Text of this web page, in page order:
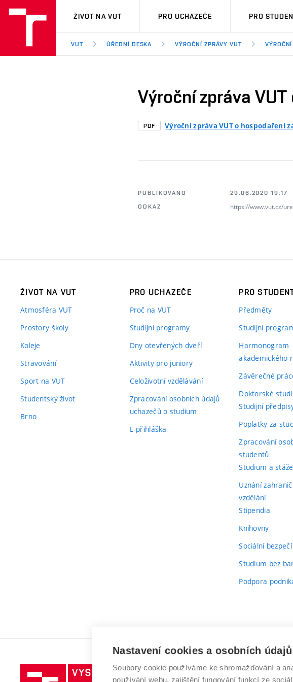
VUT
ŽIVOT NA VUT PRO UCHAZEČE PRO
VUT ÚŘEDNÍ DESKA VÝROČNÍ ZPRÁVY VUT
Výroční zpráva
PDF Výroční zpráva VUT o hospodaření
PUBLIKOVÁNO
29.06.2020 19:17
ODKAZ
https://www.vut.cz/
ŽIVOT NA VUT
Atmosféra VUT
Prostory školy
Koleje
Stravování
Sport na VUT
Studentský život
Brno
PRO UCHAZEČE
Proč na VUT
Studijní programy
Dny otevřených dveří
Aktivity pro juniory
Celoživotní vzdělávání
Zpracování osobních údajů
uchazečů o studium
E-přihláška
PRO
Předměty
Studijní
Harmonogram
akademického
Závěrečné
Doktorské
Studijní
Poplatky za
Zpracování
studentů
Studium a
Uznání
vzdělání
Stipendia
Knihovny(externí
Sociální bezpečí
Studium bez
Podpora
Vysoké
VYSOKÉ
Nastavení cookies a osobních údajů
Soubory cookie používáme ke shromažďování a
používání webu, zajištění fungování funkcí ze